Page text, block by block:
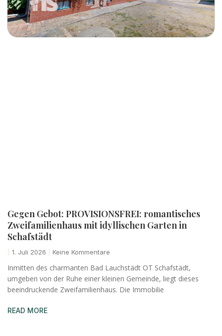
Gegen Gebot: PROVISIONSFREI: romantisches
Zweifamilienhaus mit idyllischen Garten in
Schafstädt
1. Juli 2026 Keine Kommentare
Inmitten des charmanten Bad Lauchstädt OT Schafstädt,
umgeben von der Ruhe einer kleinen Gemeinde, liegt dieses
beeindruckende Zweifamilienhaus. Die Immobilie
READ MORE